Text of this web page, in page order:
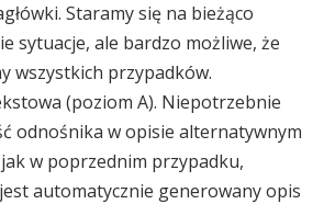
Staramy się na bieżąco
sytuacje, ale bardzo możliwe, że
wszystkich przypadków.
(poziom A). Niepotrzebnie
odnośnika w opisie alternatywnym
w poprzednim przypadku,
automatycznie generowany opis